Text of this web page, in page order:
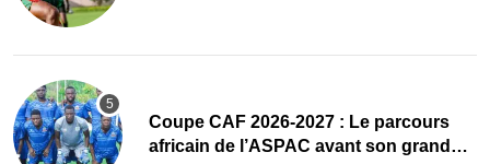
Coupe CAF 2026-2027 : Le parcours
africain de l’ASPAC avant son grand